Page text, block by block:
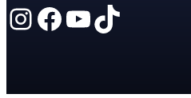
Instagram Facebook YouTube TikTok